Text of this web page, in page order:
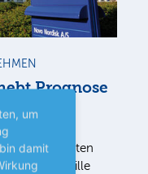
Prognose
des guten
Abnehmpille
um
damit